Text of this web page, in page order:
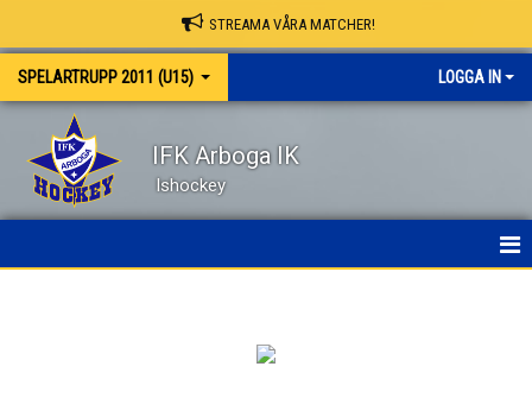
STREAMA VÅRA MATCHER!
SPELARTRUPP 2011 (U15) LOGGA IN
IFK Arboga IK
Ishockey